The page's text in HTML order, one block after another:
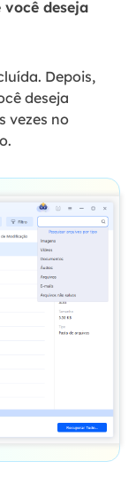
você deseja
Depois,
deseja
vezes no